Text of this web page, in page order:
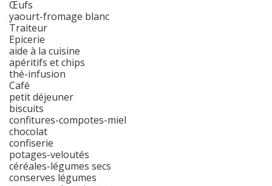
Œufs
yaourt-fromage blanc
Traiteur
Epicerie
aide à la cuisine
apéritifs et chips
thé-infusion
Café
petit déjeuner
biscuits
confitures-compotes-miel
chocolat
confiserie
potages-veloutés
céréales-légumes secs
conserves légumes